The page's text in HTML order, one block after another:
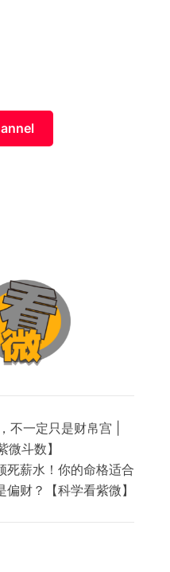
不一定只是财帛宫 |
斗数】
死薪水！你的命格适合
偏财？【科学看紫微】